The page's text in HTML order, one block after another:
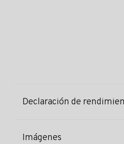
Declaración de
Imágenes